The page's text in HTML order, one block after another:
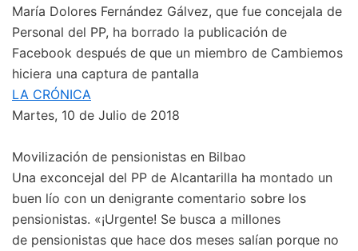
María Dolores Fernández Gálvez, que fue concejala de
Personal del PP, ha borrado la publicación de
Facebook después de que un miembro de Cambiemos
hiciera una captura de pantalla
LA CRÓNICA
Martes, 10 de Julio de 2018
Movilización de pensionistas en Bilbao
Una exconcejal del PP de Alcantarilla ha montado un
buen lío con un denigrante comentario sobre los
pensionistas. «¡Urgente! Se busca a millones
de pensionistas que hace dos meses salían porque no